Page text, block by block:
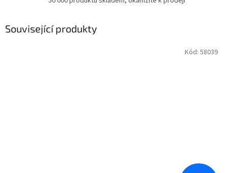
Související produkty
Kód: 58039